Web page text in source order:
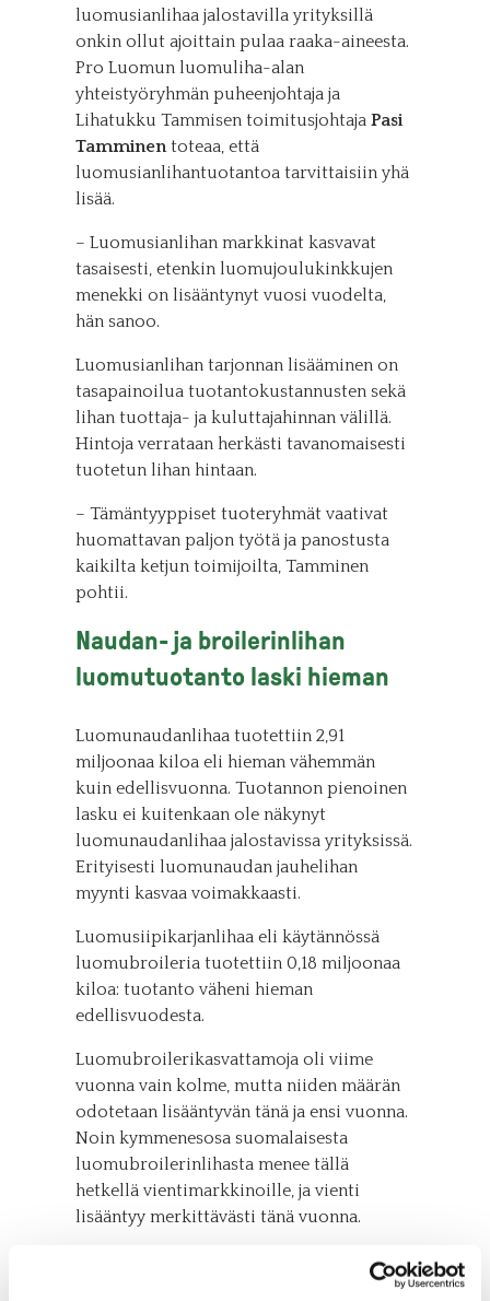
luomusianlihaa jalostavilla yrityksillä
onkin ollut ajoittain pulaa raaka-aineesta.
Pro Luomun luomuliha-alan
yhteistyöryhmän puheenjohtaja ja
Lihatukku Tammisen toimitusjohtaja Pasi
Tamminentoteaa, että
luomusianlihantuotantoa tarvittaisiin yhä
lisää.
– Luomusianlihan markkinat kasvavat
tasaisesti, etenkin luomujoulukinkkujen
menekki on lisääntynyt vuosi vuodelta,
hän sanoo.
Luomusianlihan tarjonnan lisääminen on
tasapainoilua tuotantokustannusten sekä
lihan tuottaja- ja kuluttajahinnan välillä.
Hintoja verrataan herkästi tavanomaisesti
tuotetun lihan hintaan.
– Tämäntyyppiset tuoteryhmät vaativat
huomattavan paljon työtä ja panostusta
kaikilta ketjun toimijoilta, Tamminen
pohtii.
Naudan- ja broilerinlihan
luomutuotanto laski hieman
Luomunaudanlihaa tuotettiin 2,91
miljoonaa kiloa eli hieman vähemmän
kuin edellisvuonna. Tuotannon pienoinen
lasku ei kuitenkaan ole näkynyt
luomunaudanlihaa jalostavissa yrityksissä.
Erityisesti luomunaudan jauhelihan
myynti kasvaa voimakkaasti.
Luomusiipikarjanlihaa eli käytännössä
luomubroileria tuotettiin 0,18 miljoonaa
kiloa: tuotanto väheni hieman
edellisvuodesta.
Luomubroilerikasvattamoja oli viime
vuonna vain kolme, mutta niiden määrän
odotetaan lisääntyvän tänä ja ensi vuonna.
Noin kymmenesosa suomalaisesta
luomubroilerinlihasta menee tällä
hetkellä vientimarkkinoille, ja vienti
lisääntyy merkittävästi tänä vuonna.
Suomalaisesta lampaanlihasta